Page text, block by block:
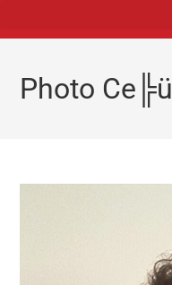
Photo